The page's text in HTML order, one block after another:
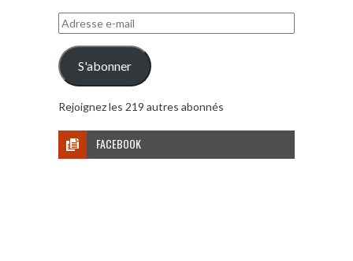
Adresse
e-
mail
S'abonner
Rejoignez les 219 autres abonnés
FACEBOOK